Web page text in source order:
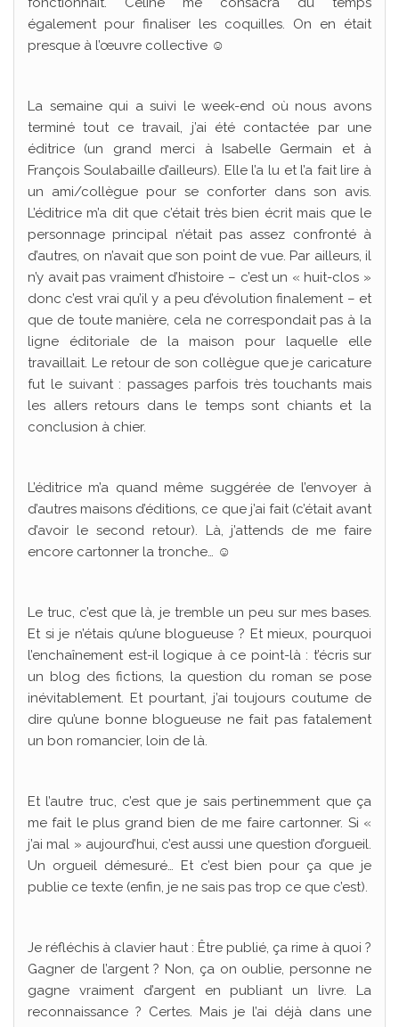
également pour finaliser les coquilles. On en était
presque à l’œuvre collective ☺
La semaine qui a suivi le week-end où nous avons
terminé tout ce travail, j’ai été contactée par une
éditrice (un grand merci à Isabelle Germain et à
François Soulabaille d’ailleurs). Elle l’a lu et l’a fait lire à
un ami/collègue pour se conforter dans son avis.
L’éditrice m’a dit que c’était très bien écrit mais que le
personnage principal n’était pas assez confronté à
d’autres, on n’avait que son point de vue. Par ailleurs, il
n’y avait pas vraiment d’histoire – c’est un « huit-clos »
donc c’est vrai qu’il y a peu d’évolution finalement – et
que de toute manière, cela ne correspondait pas à la
ligne éditoriale de la maison pour laquelle elle
travaillait. Le retour de son collègue que je caricature
fut le suivant : passages parfois très touchants mais
les allers retours dans le temps sont chiants et la
conclusion à chier.
L’éditrice m’a quand même suggérée de l’envoyer à
d’autres maisons d’éditions, ce que j’ai fait (c’était avant
d’avoir le second retour). Là, j’attends de me faire
encore cartonner la tronche… ☺
Le truc, c’est que là, je tremble un peu sur mes bases.
Et si je n’étais qu’une blogueuse ? Et mieux, pourquoi
l’enchaînement est-il logique à ce point-là : t’écris sur
un blog des fictions, la question du roman se pose
inévitablement. Et pourtant, j’ai toujours coutume de
dire qu’une bonne blogueuse ne fait pas fatalement
un bon romancier, loin de là.
Et l’autre truc, c’est que je sais pertinemment que ça
me fait le plus grand bien de me faire cartonner. Si «
j’ai mal » aujourd’hui, c’est aussi une question d’orgueil.
Un orgueil démesuré… Et c’est bien pour ça que je
publie ce texte (enfin, je ne sais pas trop ce que c’est).
Je réfléchis à clavier haut : Être publié, ça rime à quoi ?
Gagner de l’argent ? Non, ça on oublie, personne ne
gagne vraiment d’argent en publiant un livre. La
reconnaissance ? Certes. Mais je l’ai déjà dans une